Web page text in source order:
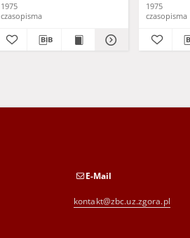
1975
czasopisma
1975
czasopisma
E-Mail
kontakt@zbc.uz.zgora.pl